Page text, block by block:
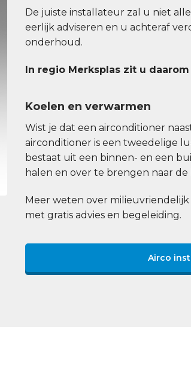
De juiste installateur zal u niet
eerlijk adviseren en u achteraf
onderhoud.
In regio Merksplas zit u
Koelen en verwarmen
Wist je dat een airconditioner
airconditioner is een tweedelige
bestaat uit een binnen- en een
halen en over te brengen naar
Meer weten over
met gratis advies en begeleiding.
Airco